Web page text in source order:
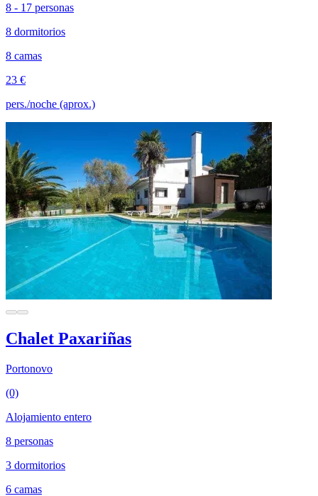
8 - 17 personas
8 dormitorios
8 camas
23 €
pers./noche (aprox.)
Chalet Paxariñas
Portonovo
(0)
Alojamiento entero
8 personas
3 dormitorios
6 camas